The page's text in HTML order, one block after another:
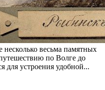
весьма памятных
по Волге до
для устроения удобной...